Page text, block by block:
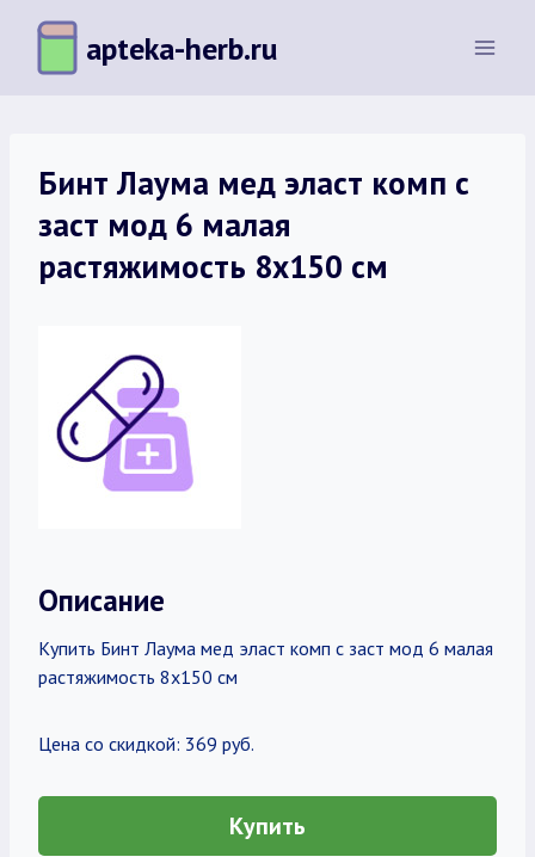
Перейти
содержимому
apteka-herb.ru
Бинт Лаума мед эласт комп с
заст мод 6 малая
растяжимость 8х150 см
Описание
Купить Бинт Лаума мед эласт комп с заст мод 6 малая
растяжимость 8х150 см
Цена со скидкой: 369 руб.
Купить